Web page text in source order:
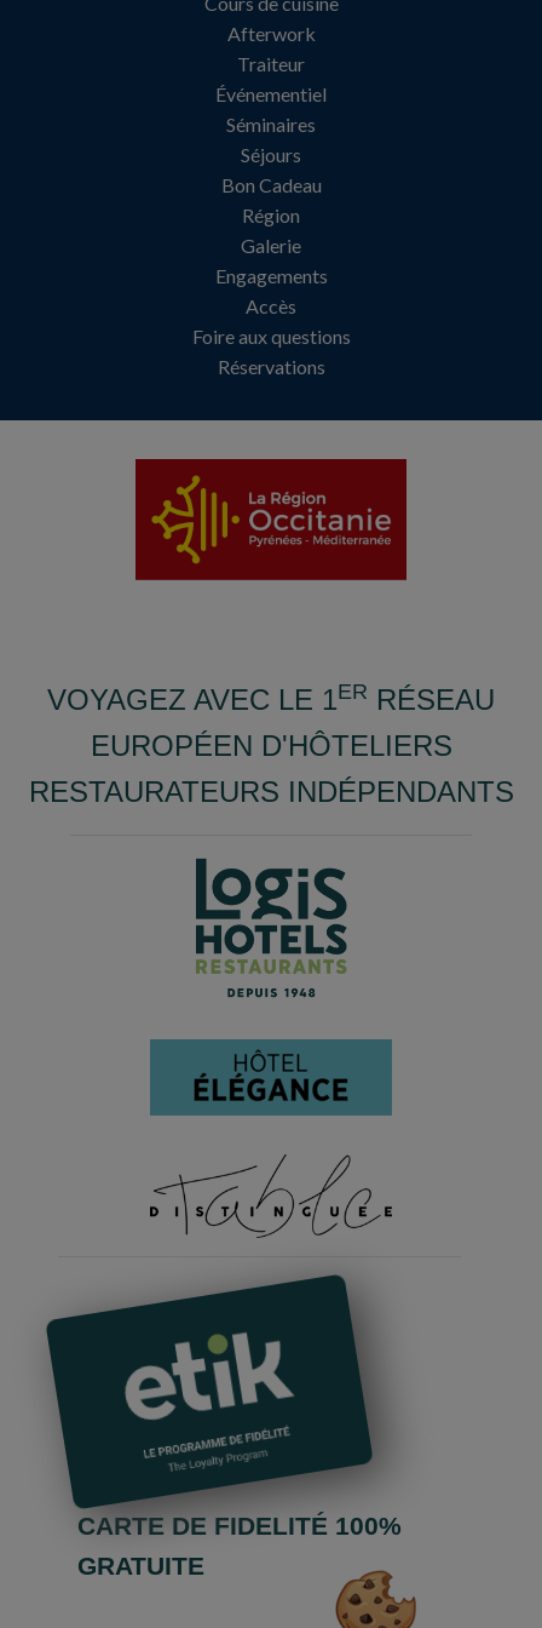
Afterwork
Traiteur
Événementiel
Séminaires
Séjours
Bon Cadeau
Région
Galerie
Engagements
Accès
Foire aux questions
Réservations
VOYAGEZ AVEC LE 1ER RÉSEAU
EUROPÉEN D'HÔTELIERS
RESTAURATEURS INDÉPENDANTS
CARTE DE FIDELITÉ 100%
GRATUITE
Cumulez des euros dans tous les hôtels-